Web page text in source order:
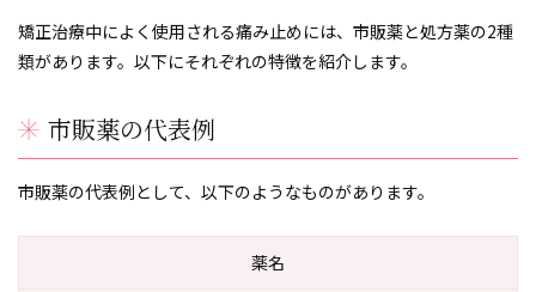
矯正治療中によく使用される痛み止めには、市販薬と処方薬の2種
類があります。以下にそれぞれの特徴を紹介します。
市販薬の代表例
市販薬の代表例として、以下のようなものがあります。
薬名